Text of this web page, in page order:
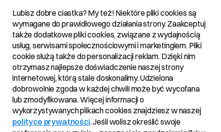
Temat:
Zawiadomienie o zmianie stanu posiadania akcji Spółki
Podstawa prawna:
Art. 70 pkt 1 Ustawy o ofercie – nabycie lub zbycie
znacznego pakietu akcji
Lubisz dobre ciastka? My też! Niektóre pliki cookies są
wymagane do prawidłowego działania strony. Zaakceptuj
także dodatkowe pliki cookies, związane z wydajnością
usług, serwisami społecznościowymi i marketingiem. Pliki
cookie służą także do personalizacji reklam. Dzięki nim
otrzymasz najlepsze doświadczenie naszej strony
internetowej, którą stale doskonalimy. Udzielona
dobrowolnie zgoda w każdej chwili może być wycofana
lub zmodyfikowana. Więcej informacji o
wykorzystywanych plikach cookies znajdziesz w naszej
polityce prywatności. Jeśli wolisz określić swoje